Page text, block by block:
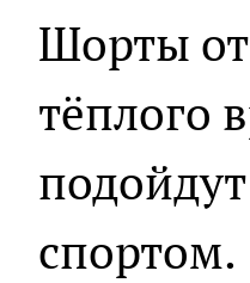
Шорты
тёплого
спортом.